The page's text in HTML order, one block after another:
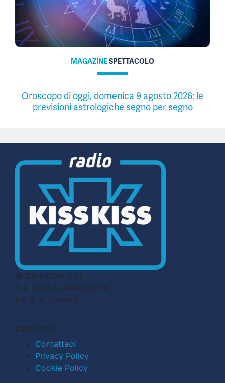
MAGAZINESPETTACOLO
Oroscopo di oggi, domenica 9 agosto 2026: le
previsioni astrologiche segno per segno
© CN MEDIA S.r.l.
C.F. e P.IVA 04998911210
R.E.A. n. 727803
CONTATTI
Contattaci
Privacy Policy
Cookie Policy